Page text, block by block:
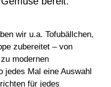
wir u.a. Tofubällchen,
zubereitet – von
modernen
jedes Mal eine Auswahl
für jedes